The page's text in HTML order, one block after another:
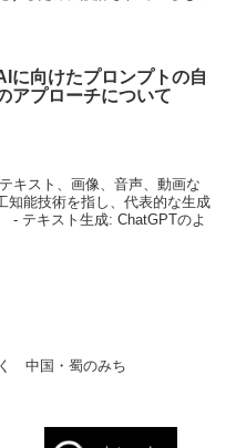
に向けたプロンプトの自
アプローチについて
キスト、画像、音声、動画な
知能技術を指し、代表的な生成
- テキスト生成: ChatGPTのよ
中国・蜀のみち